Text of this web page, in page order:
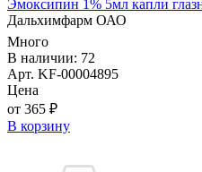
Эмоксипин 1% 5мл капли
Дальхимфарм ОАО
Много
В наличии: 72
Арт. KF-00004895
Цена
от 365 ₽
В корзину